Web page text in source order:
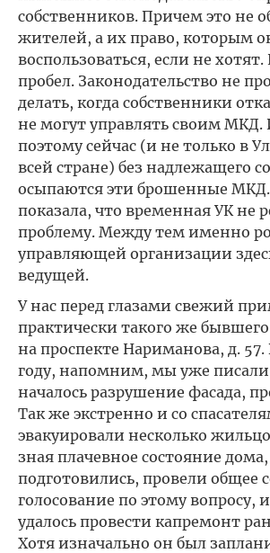
собственников. Причем это не
жителей, а их право, которым
воспользоваться, если не
пробел. Законодательство не
делать, когда собственники
не могут управлять своим
поэтому сейчас (и не только в
всей стране) без надлежащего
осыпаются эти брошенные
показала, что временная УК не
проблему. Между тем именно
управляющей организации
ведущей.
У нас перед глазами свежий
практически такого же
на проспекте Нариманова, д.
году, напомним, мы уже писали,
началось разрушение фасада,
Так же экстренно и со
эвакуировали несколько
зная плачевное состояние дома,
подготовились, провели общее
голосование по этому вопросу,
удалось провести капремонт
Хотя изначально он был